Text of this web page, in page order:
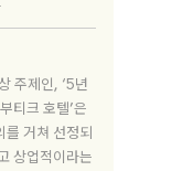
주제인, ‘5년
티크 호텔’은
를 거쳐 선정되
상업적이라는